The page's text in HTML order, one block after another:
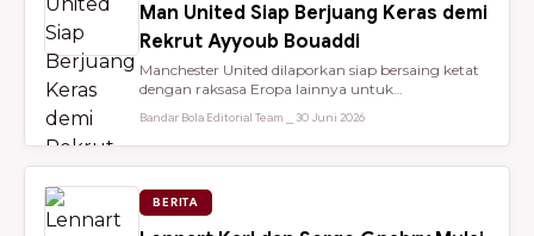
Man United Siap Berjuang Keras demi
Rekrut Ayyoub Bouaddi
Manchester United dilaporkan siap bersaing ketat
dengan raksasa Eropa lainnya untuk
Bandar Bola Editorial Team ⎯ 30 Juni 2026
BERITA